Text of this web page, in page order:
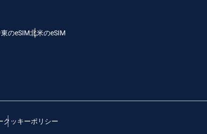
のeSIM北米のeSIM
クッキーポリシー
Polski
THB - タイ・バーツ